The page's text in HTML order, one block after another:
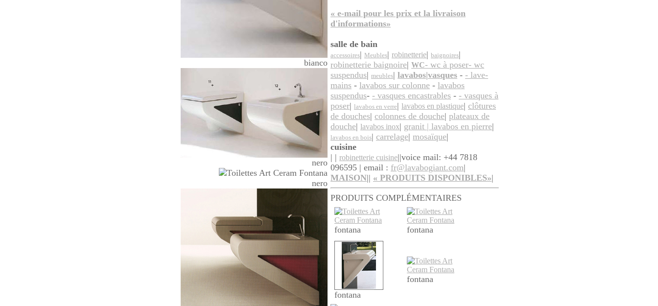
bianco
nero
nero
« e-mail pour les prix et la livraison
d'informations»
salle de bain
accessoires| Meubles| robinetterie| baignoires|
robinetterie baignoire| WC- wc à poser- wc
suspendus| meubles| lavabos|vasques - - lave-
mains - lavabos sur colonne - lavabos
suspendus- - vasques encastrables - - vasques à
poser| lavabos en verre| lavabos en plastique| clôtures
de douches| colonnes de douche| plateaux de
douche| lavabos inox| granit | lavabos en pierre|
lavabos en bois| carrelage| mosaïque|
cuisine
| | robinetterie cuisine||voice mail: +44 7818
096595 | email : fr@lavabogiant.com|
MAISON|| « PRODUITS DISPONIBLES»|
PRODUITS COMPLÉMENTAIRES
fontana fontana
fontana
fontana